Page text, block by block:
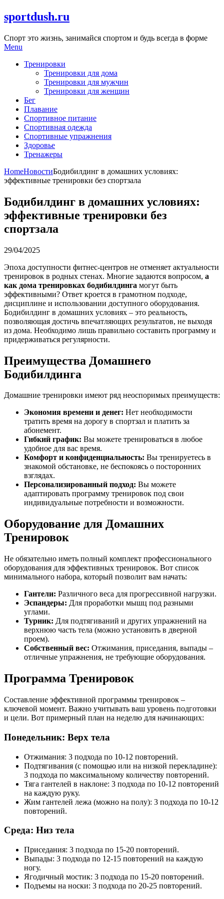
Skip
to
sportdush.ru
Спорт это жизнь, занимайся спортом и будь всегда в форме
Menu
Тренировки
Тренировки для дома
Тренировки для мужчин
Тренировки для женщин
Бег
Плавание
Спортивное питание
Спортивная одежда
Спортивные упражнения
Здоровье
Тренажеры
HomeНовостиБодибилдинг в домашних условиях:
эффективные тренировки без спортзала
Бодибилдинг в домашних условиях:
эффективные тренировки без
спортзала
29/04/2025
Эпоха доступности фитнес-центров не отменяет актуальности
тренировок в родных стенах. Многие задаются вопросом, а
как дома тренировках бодибилдинга могут быть
эффективными? Ответ кроется в грамотном подходе,
дисциплине и использовании доступного оборудования.
Бодибилдинг в домашних условиях – это реальность,
позволяющая достичь впечатляющих результатов, не выходя
из дома. Необходимо лишь правильно составить программу и
придерживаться регулярности.
Преимущества Домашнего
Бодибилдинга
Домашние тренировки имеют ряд неоспоримых преимуществ:
Экономия времени и денег: Нет необходимости
тратить время на дорогу в спортзал и платить за
абонемент.
Гибкий график: Вы можете тренироваться в любое
удобное для вас время.
Комфорт и конфиденциальность: Вы тренируетесь в
знакомой обстановке, не беспокоясь о посторонних
взглядах.
Персонализированный подход: Вы можете
адаптировать программу тренировок под свои
индивидуальные потребности и возможности.
Оборудование для Домашних
Тренировок
Не обязательно иметь полный комплект профессионального
оборудования для эффективных тренировок. Вот список
минимального набора, который позволит вам начать:
Гантели: Различного веса для прогрессивной нагрузки.
Эспандеры: Для проработки мышц под разными
углами.
Турник: Для подтягиваний и других упражнений на
верхнюю часть тела (можно установить в дверной
проем).
Собственный вес: Отжимания, приседания, выпады –
отличные упражнения, не требующие оборудования.
Программа Тренировок
Составление эффективной программы тренировок –
ключевой момент. Важно учитывать ваш уровень подготовки
и цели. Вот примерный план на неделю для начинающих:
Понедельник: Верх тела
Отжимания: 3 подхода по 10-12 повторений.
Подтягивания (с помощью или на низкой перекладине):
3 подхода по максимальному количеству повторений.
Тяга гантелей в наклоне: 3 подхода по 10-12 повторений
на каждую руку.
Жим гантелей лежа (можно на полу): 3 подхода по 10-12
повторений.
Среда: Низ тела
Приседания: 3 подхода по 15-20 повторений.
Выпады: 3 подхода по 12-15 повторений на каждую
ногу.
Ягодичный мостик: 3 подхода по 15-20 повторений.
Подъемы на носки: 3 подхода по 20-25 повторений.